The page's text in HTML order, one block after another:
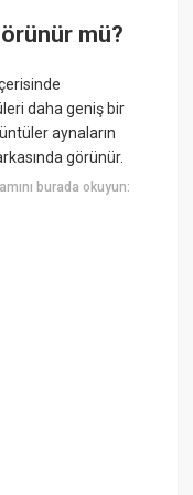
mü?
daha geniş bir
aynaların
görünür.
burada okuyun: